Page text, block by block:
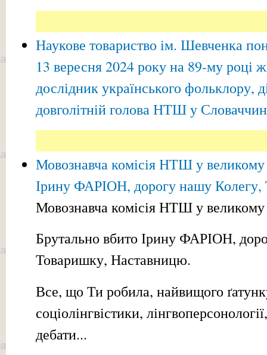
Наукове товариство ім. Шевченка
13 вересня 2024 року на 89-му році
дослідник українського фольклору,
довголітній голова НТШ у
Мовознавча комісія НТШ у
Ірину ФАРІОН, дорогу нашу
Мовознавча комісія НТШ у
Брутально вбито Ірину ФАРІОН,
Товаришку, Наставницю.
Все, що Ти робила, найвищого
соціолінгвістики,
дебати...